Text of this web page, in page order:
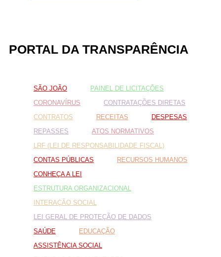
Nome*
Telefone 1*
E-mail*
Cidade/Estado
Assunto*
Mensagem*
privacidade
PORTAL DA TRANSPARÊNCIA
SÃO JOÃO
PAINEL DE LICITAÇÕES
CORONAVÍRUS
CONTRATAÇÕES DIRETAS
CONTRATOS
RECEITAS
DESPESAS
REPASSES
ATOS NORMATIVOS
LRF (LEI DE RESPONSABILIDADE FISCAL)
CONTAS PÚBLICAS
RECURSOS HUMANOS
CONHEÇA A LEI
ESTRUTURA ORGANIZACIONAL
INTERAÇÃO SOCIAL
LEI GERAL DE PROTEÇÃO DE DADOS
SAÚDE
EDUCAÇÃO
ASSISTÊNCIA SOCIAL